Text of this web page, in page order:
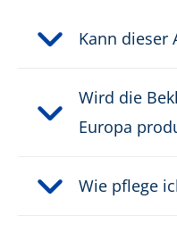
Kann dieser
Wird die
Europa
Wie pflege